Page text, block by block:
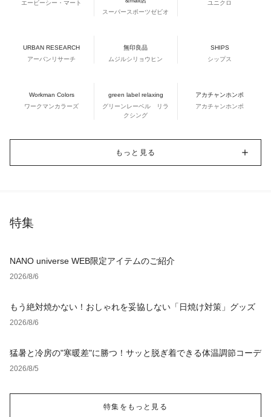
エービーシー・マート
スーパースポーツゼビオ
ユニクロ
URBAN RESEARCH
アーバンリサーチ
無印良品
ムジルシリョウヒン
SHIPS
シップス
Workman Colors
ワークマンカラーズ
green label relaxing
グリーンレーベル リラ
クシング
アカチャンホンポ
アカチャンホンポ
もっと見る
特集
NANO universe WEB限定アイテムのご紹介
2026/8/6
もう絶対焼かない！おしゃれを妥協しない「日焼け対策」グッズ
2026/8/6
猛暑と冷房の"寒暖差"に勝つ！サッと脱ぎ着できる体温調節コーデ
2026/8/5
特集をもっと見る